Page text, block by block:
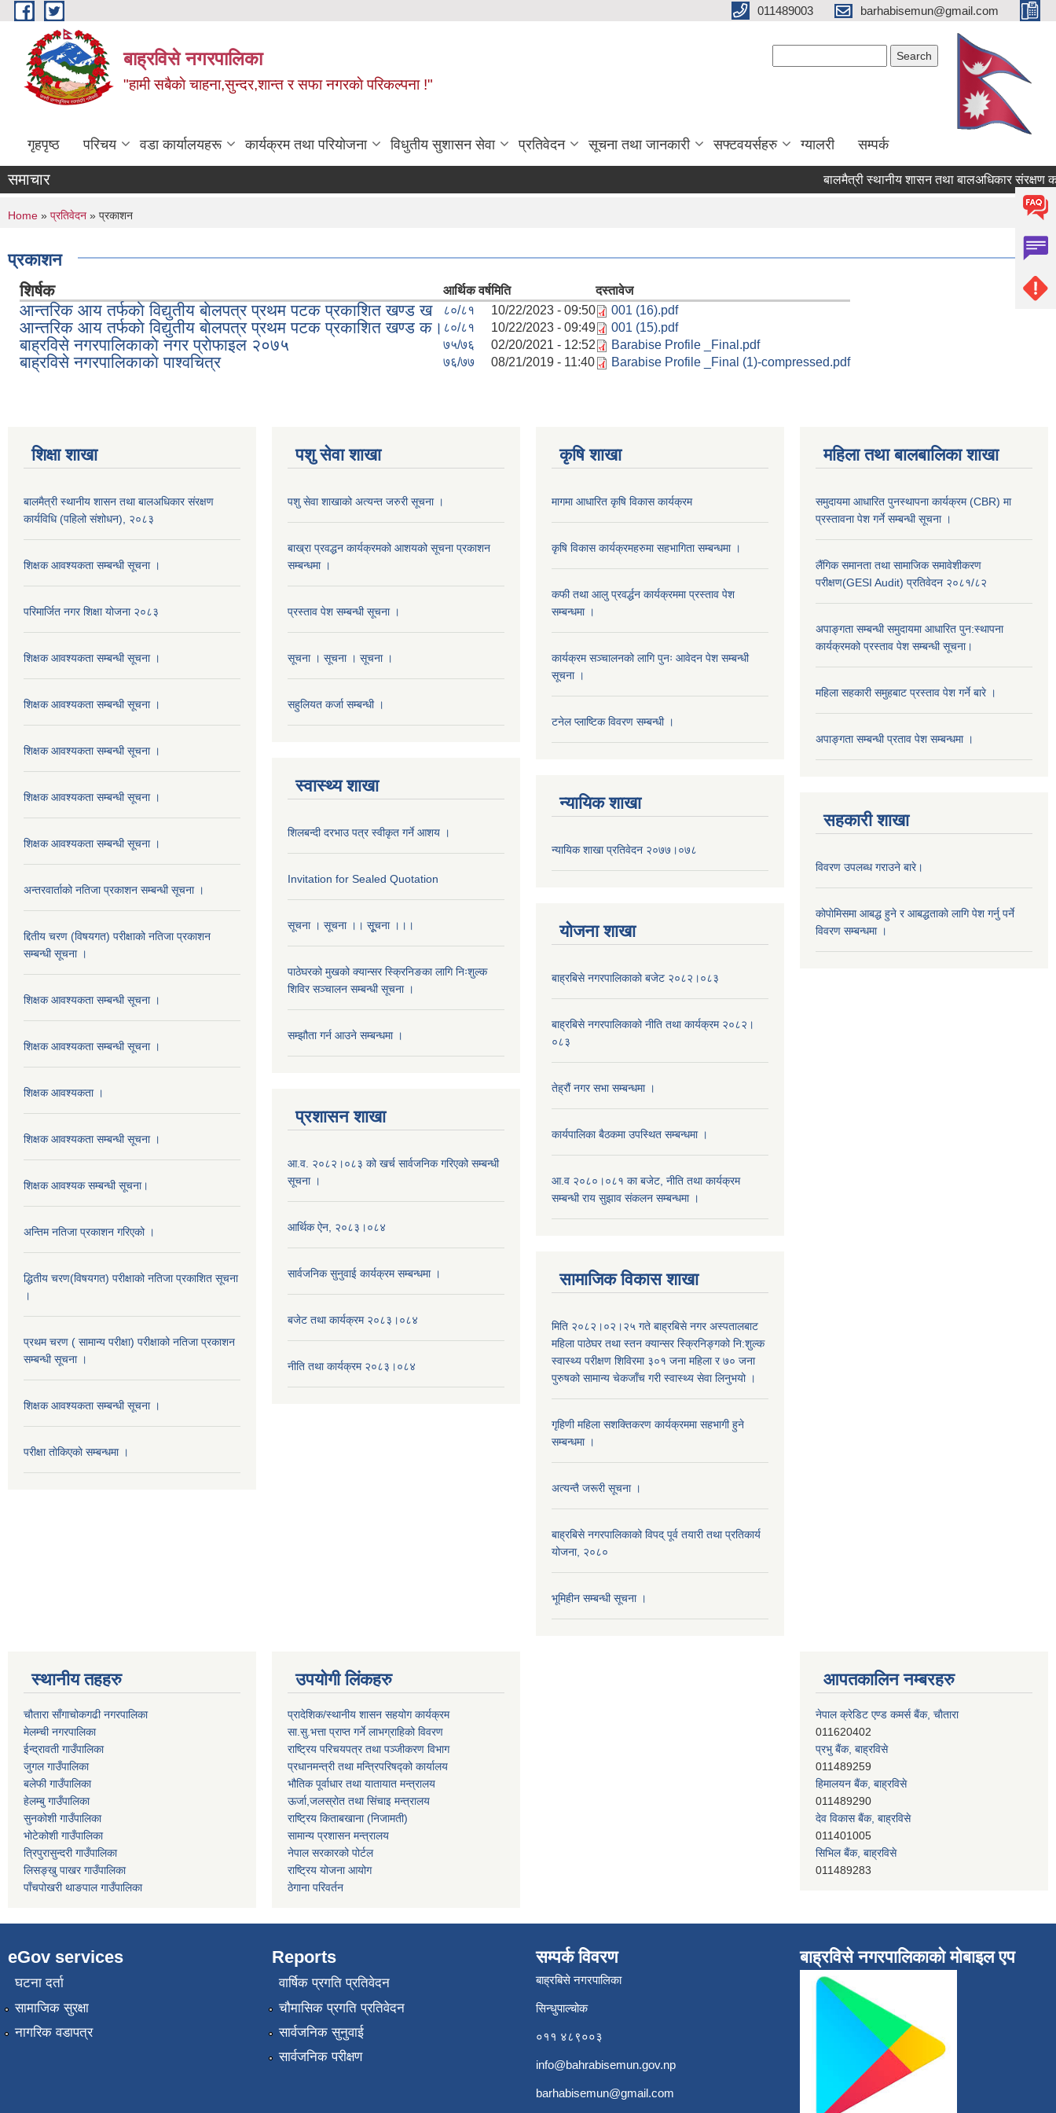
Skip to main content 011489003 barhabisemun@gmail.com
बाह्रविसे नगरपालिका
"हामी सबैकाे चाहना,सुन्दर,शान्त र सफा नगरकाे परिकल्पना !"
गृहपृष्ठ परिचय वडा कार्यालयहरू कार्यक्रम तथा परियोजना विधुतीय सुशासन सेवा प्रतिवेदन सूचना तथा जानकारी सफ्टवयर्सहरु ग्यालरी सम्पर्क
समाचार बालमैत्री स्थानीय शासन तथा बालअधिकार संरक्षण
You are here
Home » प्रतिवेदन » प्रकाशन
प्रकाशन
शिर्षक आर्थिक वर्षमिति दस्तावेज
आन्तरिक आय तर्फकाे विद्युतीय बाेलपत्र प्रथम पटक प्रकाशित खण्ड ख ८०/८१ 10/22/2023 - 09:50 001 (16).pdf
आन्तरिक आय तर्फकाे विद्युतीय बाेलपत्र प्रथम पटक प्रकाशित खण्ड क। ८०/८१ 10/22/2023 - 09:49 001 (15).pdf
बाह्रविसे नगरपालिकाकाे नगर प्राेफाइल २०७५ ७५/७६ 02/20/2021 - 12:52 Barabise Profile _Final.pdf
बाह्रविसे नगरपालिकाकाे पाश्वचित्र ७६/७७ 08/21/2019 - 11:40 Barabise Profile _Final (1)-compressed.pdf
शिक्षा शाखा
बालमैत्री स्थानीय शासन तथा बालअधिकार संरक्षण
कार्यविधि (पहिलो संशोधन), २०८३
शिक्षक आवश्यकता सम्बन्धी सूचना ।
परिमार्जित नगर शिक्षा योजना २०८३
शिक्षक आवश्यकता सम्बन्धी सूचना ।
शिक्षक आवश्यकता सम्बन्धी सूचना ।
शिक्षक आवश्यकता सम्बन्धी सूचना ।
शिक्षक आवश्यकता सम्बन्धी सूचना ।
शिक्षक आवश्यकता सम्बन्धी सूचना ।
अन्तरवार्ताको नतिजा प्रकाशन सम्बन्धी सूचना ।
द्दितीय चरण (विषयगत) परीक्षाको नतिजा प्रकाशन
सम्बन्धी सूचना ।
शिक्षक आवश्यकता सम्बन्धी सूचना ।
शिक्षक आवश्यकता सम्बन्धी सूचना ।
शिक्षक आवश्यकता ।
शिक्षक आवश्यकता सम्बन्धी सूचना ।
शिक्षक आवश्यक सम्बन्धी सूचना।
अन्तिम नतिजा प्रकाशन गरिएको ।
द्धितीय चरण(विषयगत) परीक्षाको नतिजा प्रकाशित सूचना
।
प्रथम चरण ( सामान्य परीक्षा) परीक्षाको नतिजा प्रकाशन
सम्बन्धी सूचना ।
शिक्षक आवश्यकता सम्बन्धी सूचना ।
परीक्षा ताेकिएकाे सम्बन्धमा ।
पशु सेवा शाखा
पशु सेवा शाखाको अत्यन्त जरुरी सूचना ।
बाख्रा प्रवद्धन कार्यक्रमको आशयको सूचना प्रकाशन
सम्बन्धमा ।
प्रस्ताव पेश सम्बन्धी सूचना ।
सूचना । सूचना । सूचना ।
सहुलियत कर्जा सम्बन्धी ।
स्वास्थ्य शाखा
शिलबन्दी दरभाउ पत्र स्वीकृत गर्ने आशय ।
Invitation for Sealed Quotation
सूचना । सूचना ।। सूूचना ।।।
पाठेघरको मुखको क्यान्सर स्क्रिनिङका लागि निःशुल्क
शिविर सञ्चालन सम्बन्धी सूचना ।
सम्झौता गर्न आउने सम्बन्धमा ।
प्रशासन शाखा
आ.व. २०८२।०८३ को खर्च सार्वजनिक गरिएको सम्बन्धी
सूचना ।
आर्थिक ऐन, २०८३।०८४
सार्वजनिक सुनुवाई कार्यक्रम सम्बन्धमा ।
बजेट तथा कार्यक्रम २०८३।०८४
नीति तथा कार्यक्रम २०८३।०८४
कृषि शाखा
मागमा आधारित कृषि विकास कार्यक्रम
कृषि विकास कार्यक्रमहरुमा सहभागिता सम्बन्धमा ।
कफी तथा आलु प्रवर्द्धन कार्यक्रममा प्रस्ताव पेश
सम्बन्धमा ।
कार्यक्रम सञ्चालनको लागि पुनः आवेदन पेश सम्बन्धी
सूचना ।
टनेल प्लाष्टिक विवरण सम्बन्धी ।
न्यायिक शाखा
न्यायिक शाखा प्रतिवेदन २०७७।०७८
याेजना शाखा
बाह्रबिसे नगरपालिकाको बजेट २०८२।०८३
बाह्रबिसे नगरपालिकाको नीति तथा कार्यक्रम २०८२।
०८३
तेह्रौं नगर सभा सम्बन्धमा ।
कार्यपालिका बैठकमा उपस्थित सम्बन्धमा ।
आ.व २०८०।०८१ का बजेट, नीति तथा कार्यक्रम
सम्बन्धी राय सुझाव संकलन सम्बन्धमा ।
सामाजिक विकास शाखा
मिति २०८२।०२।२५ गते बाह्रबिसे नगर अस्पतालबाट
महिला पाठेघर तथा स्तन क्यान्सर स्क्रिनिङ्गको नि:शुल्क
स्वास्थ्य परीक्षण शिविरमा ३०१ जना महिला र ७० जना
पुरुषको सामान्य चेकजाँच गरी स्वास्थ्य सेवा लिनुभयो ।
गृहिणी महिला सशक्तिकरण कार्यक्रममा सहभागी हुने
सम्बन्धमा ।
अत्यन्तै जरूरी सूचना ।
बाह्रबिसे नगरपालिकाको विपद् पूर्व तयारी तथा प्रतिकार्य
योजना, २०८०
भूमिहीन सम्बन्धी सूचना ।
महिला तथा बालबालिका शाखा
समुदायमा आधारित पुनस्थापना कार्यक्रम (CBR) मा
प्रस्तावना पेश गर्ने सम्बन्धी सूचना ।
लैंगिक समानता तथा सामाजिक समावेशीकरण
परीक्षण(GESI Audit) प्रतिवेदन २०८१/८२
अपाङ्गता सम्बन्धी समुदायमा आधारित पुन:स्थापना
कार्यक्रमको प्रस्ताव पेश सम्बन्धी सूचना।
महिला सहकारी समुहबाट प्रस्ताव पेश गर्ने बारे ।
अपाङ्गता सम्बन्धी प्रताव पेश सम्बन्धमा ।
सहकारी शाखा
विवरण उपलब्ध गराउने बारे।
काेपाेमिसमा आबद्ध हुने र आबद्धताकाे लागि पेश गर्नु पर्ने
विवरण सम्बन्धमा ।
स्थानीय तहहरु
चौतारा साँगाचोकगढी नगरपालिका
मेलम्ची नगरपालिका
ईन्द्रावती गाउँपालिका
जुगल गाउँपालिका
बलेफी गाउँपालिका
हेलम्बु गाउँपालिका
सुनकोशी गाउँपालिका
भोटेकोशी गाउँपालिका
त्रिपुरासुन्दरी गाउँपालिका
लिसङ्खु पाखर गाउँपालिका
पाँचपोखरी थाङपाल गाउँपालिका
उपयोगी लिंकहरु
प्रादेशिक/स्थानीय शासन सहयोग कार्यक्रम
सा.सु.भत्ता प्राप्त गर्ने लाभग्राहिको विवरण
राष्ट्रिय परिचयपत्र तथा पञ्‍जीकरण विभाग
प्रधानमन्त्री तथा मन्त्रिपरिषद्को कार्यालय
भौतिक पूर्वाधार तथा यातायात मन्त्रालय
ऊर्जा,जलस्रोत तथा सिंचाइ मन्त्रालय
राष्ट्रिय किताबखाना (निजामती)
सामान्य प्रशासन मन्त्रालय
नेपाल सरकारको पोर्टल
राष्ट्रिय योजना आयोग
ठेगाना परिवर्तन
आपतकालिन नम्बरहरु
नेपाल क्रेडिट एण्ड कमर्स बैंक, चाैतारा
011620402
प्रभु बैंक, बाह्रविसे
011489259
हिमालयन बैंक, बाह्रविसे
011489290
देव विकास बैंक, बाह्रविसे
011401005
सिभिल बैंक, बाह्रविसे
011489283
eGov services
घटना दर्ता
सामाजिक सुरक्षा
नागरिक वडापत्र
Reports
वार्षिक प्रगति प्रतिवेदन
चौमासिक प्रगति प्रतिवेदन
सार्वजनिक सुनुवाई
सार्वजनिक परीक्षण
सम्पर्क विवरण
बाह्रबिसे नगरपालिका
सिन्धुपाल्चोक
०११ ४८९००३
info@bahrabisemun.gov.np
barhabisemun@gmail.com
बाह्रविसे नगरपालिकाकाे माेबाइल एप